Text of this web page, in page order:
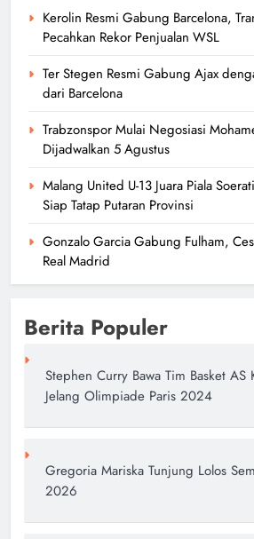
Kerolin Resmi Gabung Barcelona,
Pecahkan Rekor Penjualan WSL
Ter Stegen Resmi Gabung Ajax
dari Barcelona
Trabzonspor Mulai Negosiasi
Dijadwalkan 5 Agustus
Malang United U-13 Juara Piala
Siap Tatap Putaran Provinsi
Gonzalo Garcia Gabung Fulham,
Real Madrid
Berita Populer
Stephen Curry Bawa Tim Basket AS
Jelang Olimpiade Paris 2024
Gregoria Mariska Tunjung Lolos
2026